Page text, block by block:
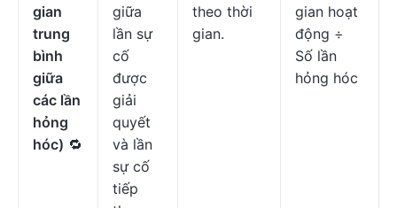
gian
trung
bình
giữa
các lần
hỏng
hóc) 🔁
giữa
lần sự
cố
được
giải
quyết
và lần
sự cố
tiếp
theo thời
gian.
gian hoạt
động ÷
Số lần
hỏng hóc